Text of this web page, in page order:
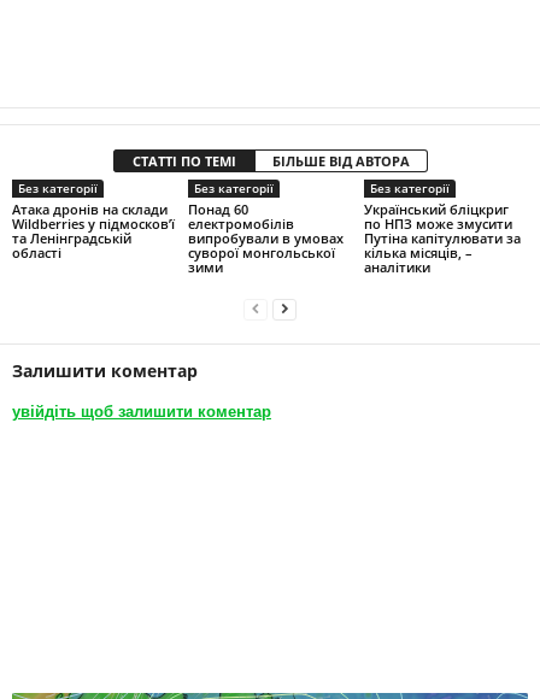
СТАТТІ ПО ТЕМІ БІЛЬШЕ ВІД АВТОРА
Без категорії
Атака дронів на склади
Wildberries у підмосков’ї
та Ленінградській
області
Без категорії
Понад 60
електромобілів
випробували в умовах
суворої монгольської
зими
Без категорії
Український бліцкриг
по НПЗ може змусити
Путіна капітулювати за
кілька місяців, –
аналітики
Залишити коментар
увійдіть щоб залишити коментар